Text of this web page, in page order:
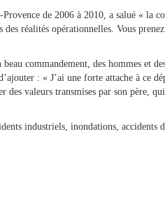
de 2006 à 2010, a salué « la
réalités opérationnelles. Vous
commandement, des hommes et
: « J’ai une forte attache à ce
valeurs transmises par son père,
industriels, inondations, accidents